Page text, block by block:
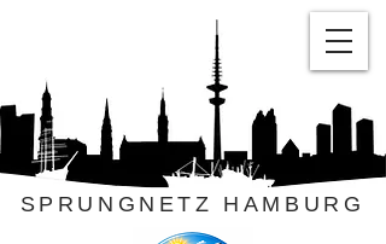
SPRUNGNETZ HAMBURG